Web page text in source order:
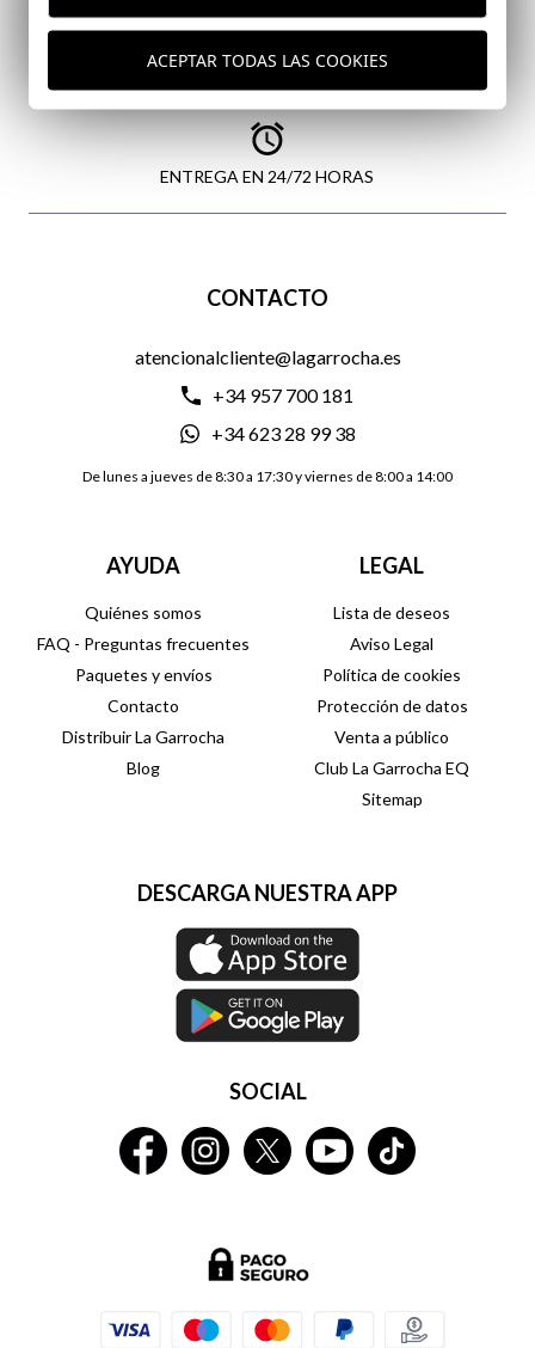
ENTREGA EN 24/72 HORAS
CONTACTO
atencionalcliente@lagarrocha.es
+34 957 700 181
+34 623 28 99 38
De lunes a jueves de 8:30 a 17:30 y viernes de 8:00 a 14:00
AYUDA
Quiénes somos
FAQ - Preguntas frecuentes
Paquetes y envíos
Contacto
Distribuir La Garrocha
Blog
LEGAL
Lista de deseos
Aviso Legal
Política de cookies
Protección de datos
Venta a público
Club La Garrocha EQ
Sitemap
DESCARGA NUESTRA APP
SOCIAL
ACEPTAR TODAS LAS COOKIES